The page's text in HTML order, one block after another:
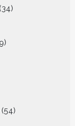
34
producten
producten
54
producten